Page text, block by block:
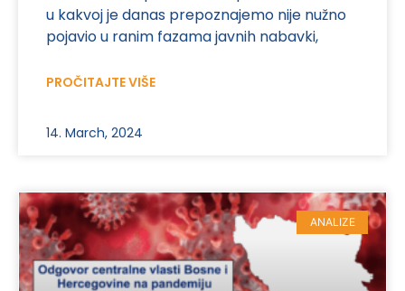
u kakvoj je danas prepoznajemo nije nužno
pojavio u ranim fazama javnih nabavki,
PROČITAJTE VIŠE
14. March, 2024
ANALIZE